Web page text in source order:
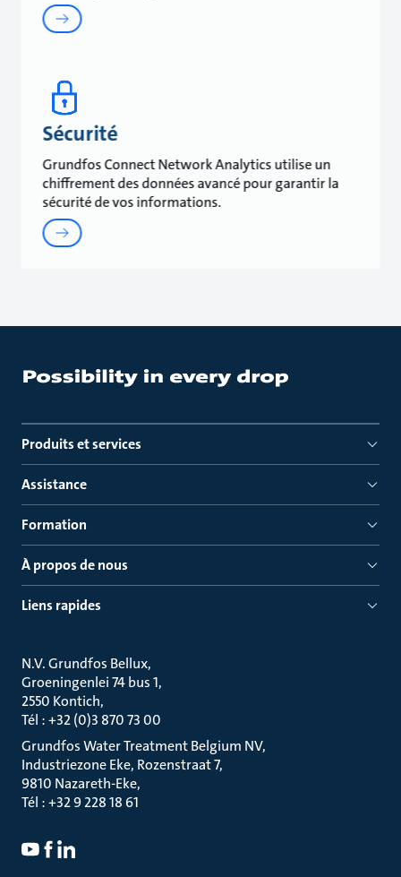
Sécurité
Grundfos Connect Network Analytics utilise un
chiffrement des données avancé pour garantir la
sécurité de vos informations.
Produits et services
Assistance
Formation
À propos de nous
Liens rapides
N.V. Grundfos Bellux
Groeningenlei 74 bus 1
2550 Kontich
Tél : +32 (0)3 870 73 00
Grundfos Water Treatment Belgium NV
Industriezone Eke, Rozenstraat 7
9810 Nazareth-Eke
Tél : +32 9 228 18 61